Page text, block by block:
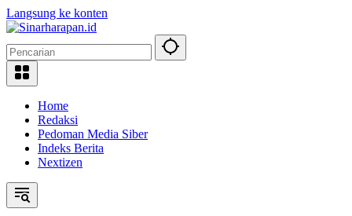
Langsung ke konten
Home
Redaksi
Pedoman Media Siber
Indeks Berita
Nextizen